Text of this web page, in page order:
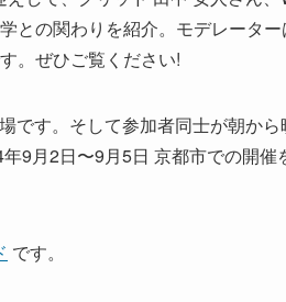
との関わりを紹介。モデレーター
。ぜひご覧ください!
です。そして参加者同士が朝か
9月2日〜9月5日 京都市での開催
です。